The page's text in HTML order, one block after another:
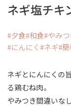
ネギ塩チキ
夕食 和食 やみつ
にんにく
ネギ
ネギとにんにくの
る鶏むね肉。
やみつき間違いな